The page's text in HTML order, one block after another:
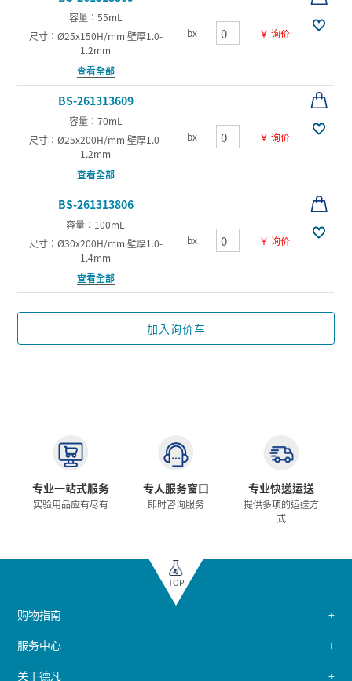
容量：55mL
尺寸：Ø25x150H/mm 壁厚1.0-
1.2mm
查看全部
bx ￥ 询价
BS-261313609
容量：70mL
尺寸：Ø25x200H/mm 壁厚1.0-
1.2mm
查看全部
bx ￥ 询价
BS-261313806
容量：100mL
尺寸：Ø30x200H/mm 壁厚1.0-
1.4mm
查看全部
bx ￥ 询价
加入询价车
专业一站式服务
实验用品应有尽有
专人服务窗口
即时咨询服务
专业快递运送
提供多项的运送方
式
TOP
购物指南
服务中心
关于德凡